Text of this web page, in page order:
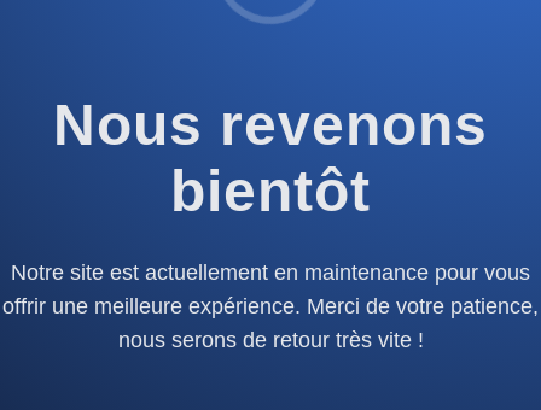
Nous revenons
bientôt
Notre site est actuellement en maintenance pour vous
offrir une meilleure expérience. Merci de votre patience,
nous serons de retour très vite !